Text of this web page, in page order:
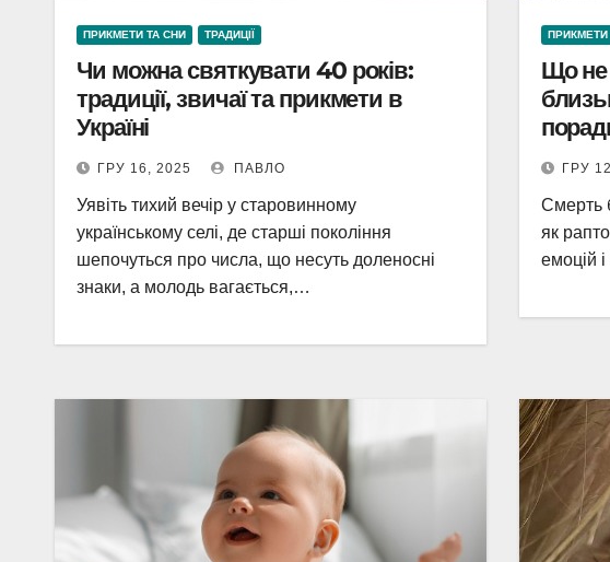
ПРИКМЕТИ ТА СНИ ТРАДИЦІЇ
Чи можна святкувати 40 років:
традиції, звичаї та прикмети в
Україні
ГРУ 16, 2025 ПАВЛО
Уявіть тихий вечір у старовинному
українському селі, де старші покоління
шепочуться про числа, що несуть доленосні
знаки, а молодь вагається,…
ПРИКМЕТИ
Що не
ГРУ
Смерть
як
емоцій